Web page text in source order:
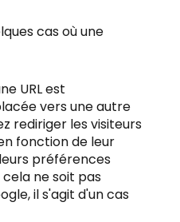
cas où une
URL est
vers une autre
rediriger les visiteurs
fonction de leur
préférences
cela ne soit pas
il s'agit d'un cas